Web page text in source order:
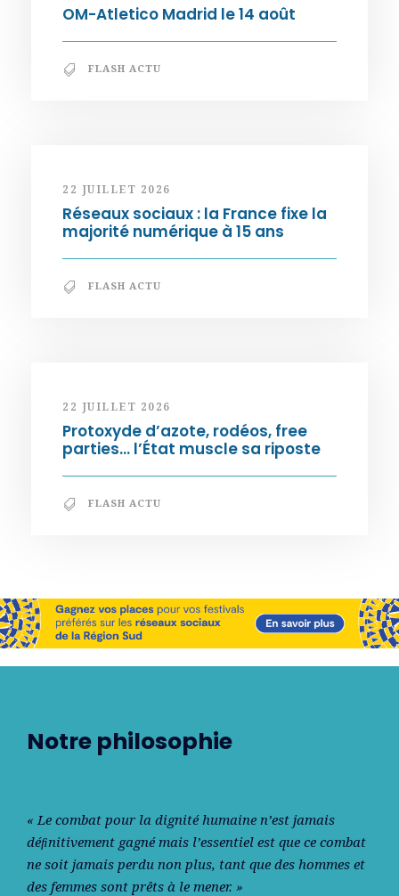
OM-Atletico Madrid le 14 août
FLASH ACTU
22 JUILLET 2026
Réseaux sociaux : la France fixe la
majorité numérique à 15 ans
FLASH ACTU
22 JUILLET 2026
Protoxyde d’azote, rodéos, free
parties… l’État muscle sa riposte
FLASH ACTU
Notre philosophie
« Le combat pour la dignité humaine n’est jamais
déﬁnitivement gagné mais l’essentiel est que ce combat
ne soit jamais perdu non plus, tant que des hommes et
des femmes sont prêts à le mener. »